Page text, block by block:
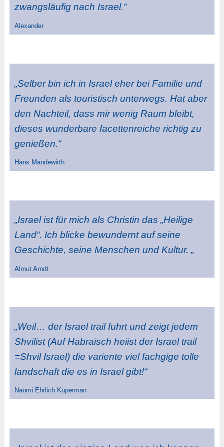
zwangsläufig nach Israel.“
Alexander
„Selber bin ich in Israel eher bei Familie und
Freunden als touristisch unterwegs. Hat aber
den Nachteil, dass mir wenig Raum bleibt,
dieses wunderbare facettenreiche richtig zu
genießen.“
Hans Mandewirth
„Israel ist für mich als Christin das „Heilige
Land“. Ich blicke bewundernt auf seine
Geschichte, seine Menschen und Kultur. „
Almut Arndt
„Weil… der Israel trail fuhrt und zeigt jedem
Shvilist (Auf Habraisch heiist der Israel trail
=Shvil Israel) die variente viel fachgige tolle
landschaft die es in Israel gibt!“
Naomi Ehrlich Kuperman